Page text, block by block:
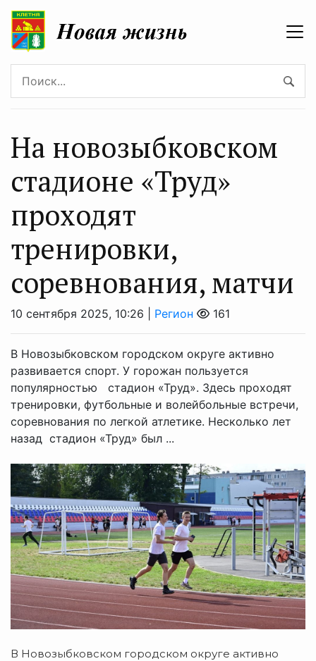
На новозыбковском
стадионе «Труд»
проходят
тренировки,
соревнования, матчи
10 сентября 2025, 10:26 | Регион 161
В Новозыбковском городском округе активно
развивается спорт. У горожан пользуется
популярностью стадион «Труд». Здесь проходят
тренировки, футбольные и волейбольные встречи,
соревнования по легкой атлетике. Несколько лет
назад стадион «Труд» был ...
В Новозыбковском городском округе активно